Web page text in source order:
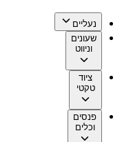
נעליים
שעונים
וניווט
ציוד
טקטי
פנסים
וכלים